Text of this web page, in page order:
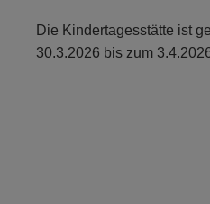
Die Kindertagesstätte ist
30.3.2026 bis zum